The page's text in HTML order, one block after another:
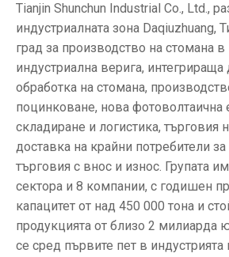
Tianjin Shunchun Industrial Co., Ltd.,
индустриалната зона Daqiuzhuang,
град за производство на стомана в
индустриална верига,
обработка на стомана,
поцинковане, нова фотоволтаична
складиране и логистика, търговия
доставка на крайни потребители
търговия с внос и износ. Групата
сектора и 8 компании, с годишен
капацитет от над 450 000 тона и
продукцията от близо 2 милиарда
се сред първите пет в